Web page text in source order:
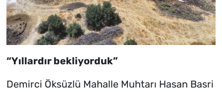
“Yıllardır bekliyorduk”
Demirci Öksüzlü Mahalle Muhtarı Hasan Basri